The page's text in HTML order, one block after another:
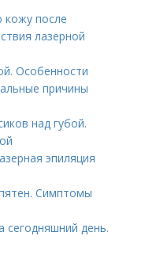
кожу после
лазерной
Особенности
причины
над губой.
эпиляция
Симптомы
сегодняшний день.